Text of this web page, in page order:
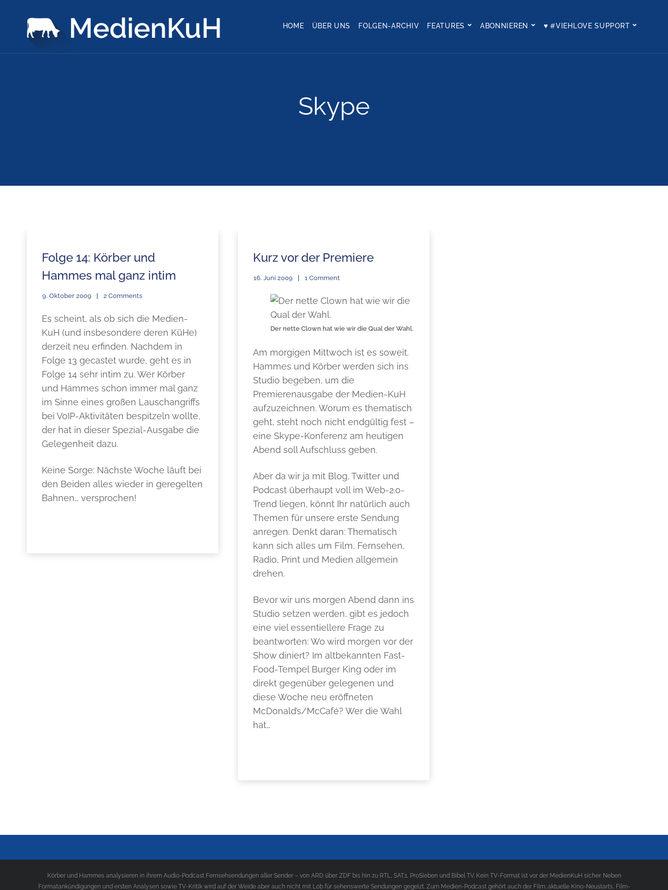
HOME ÜBER UNS FOLGEN-ARCHIV FEATURES ABONNIEREN ♥ #VIEHLOVE SUPPORT
Skype
Folge 14: Körber und
Hammes mal ganz intim
9. Oktober 2009 2 Comments
Es scheint, als ob sich die Medien-
KuH (und insbesondere deren KüHe)
derzeit neu erfinden. Nachdem in
Folge 13 gecastet wurde, geht es in
Folge 14 sehr intim zu. Wer Körber
und Hammes schon immer mal ganz
im Sinne eines großen Lauschangriffs
bei VoIP-Aktivitäten bespitzeln wollte,
der hat in dieser Spezial-Ausgabe die
Gelegenheit dazu.
Keine Sorge: Nächste Woche läuft bei
den Beiden alles wieder in geregelten
Bahnen… versprochen!
Kurz vor der Premiere
16. Juni 2009 1 Comment
Der nette Clown hat wie wir die Qual der Wahl.
Am morgigen Mittwoch ist es soweit.
Hammes und Körber werden sich ins
Studio begeben, um die
Premierenausgabe der Medien-KuH
aufzuzeichnen. Worum es thematisch
geht, steht noch nicht endgültig fest –
eine Skype-Konferenz am heutigen
Abend soll Aufschluss geben.
Aber da wir ja mit Blog, Twitter und
Podcast überhaupt voll im Web-2.0-
Trend liegen, könnt Ihr natürlich auch
Themen für unsere erste Sendung
anregen. Denkt daran: Thematisch
kann sich alles um Film, Fernsehen,
Radio, Print und Medien allgemein
drehen.
Bevor wir uns morgen Abend dann ins
Studio setzen werden, gibt es jedoch
eine viel essentiellere Frage zu
beantworten: Wo wird morgen vor der
Show diniert? Im altbekannten Fast-
Food-Tempel Burger King oder im
direkt gegenüber gelegenen und
diese Woche neu eröffneten
McDonald’s/McCafé? Wer die Wahl
hat…
Körber und Hammes analysieren in ihrem Audio-Podcast Fernsehsendungen aller Sender – von ARD über ZDF bis hin zu RTL, SAT.1, ProSieben und Bibel TV. Kein TV-Format ist vor der MedienKuH sicher. Neben
Formatankündigungen und ersten Analysen sowie TV-Kritik wird auf der Weide aber auch nicht mit Lob für sehenswerte Sendungen gegeizt. Zum Medien-Podcast gehört auch der Film; aktuelle Kino-Neustarts, Film-